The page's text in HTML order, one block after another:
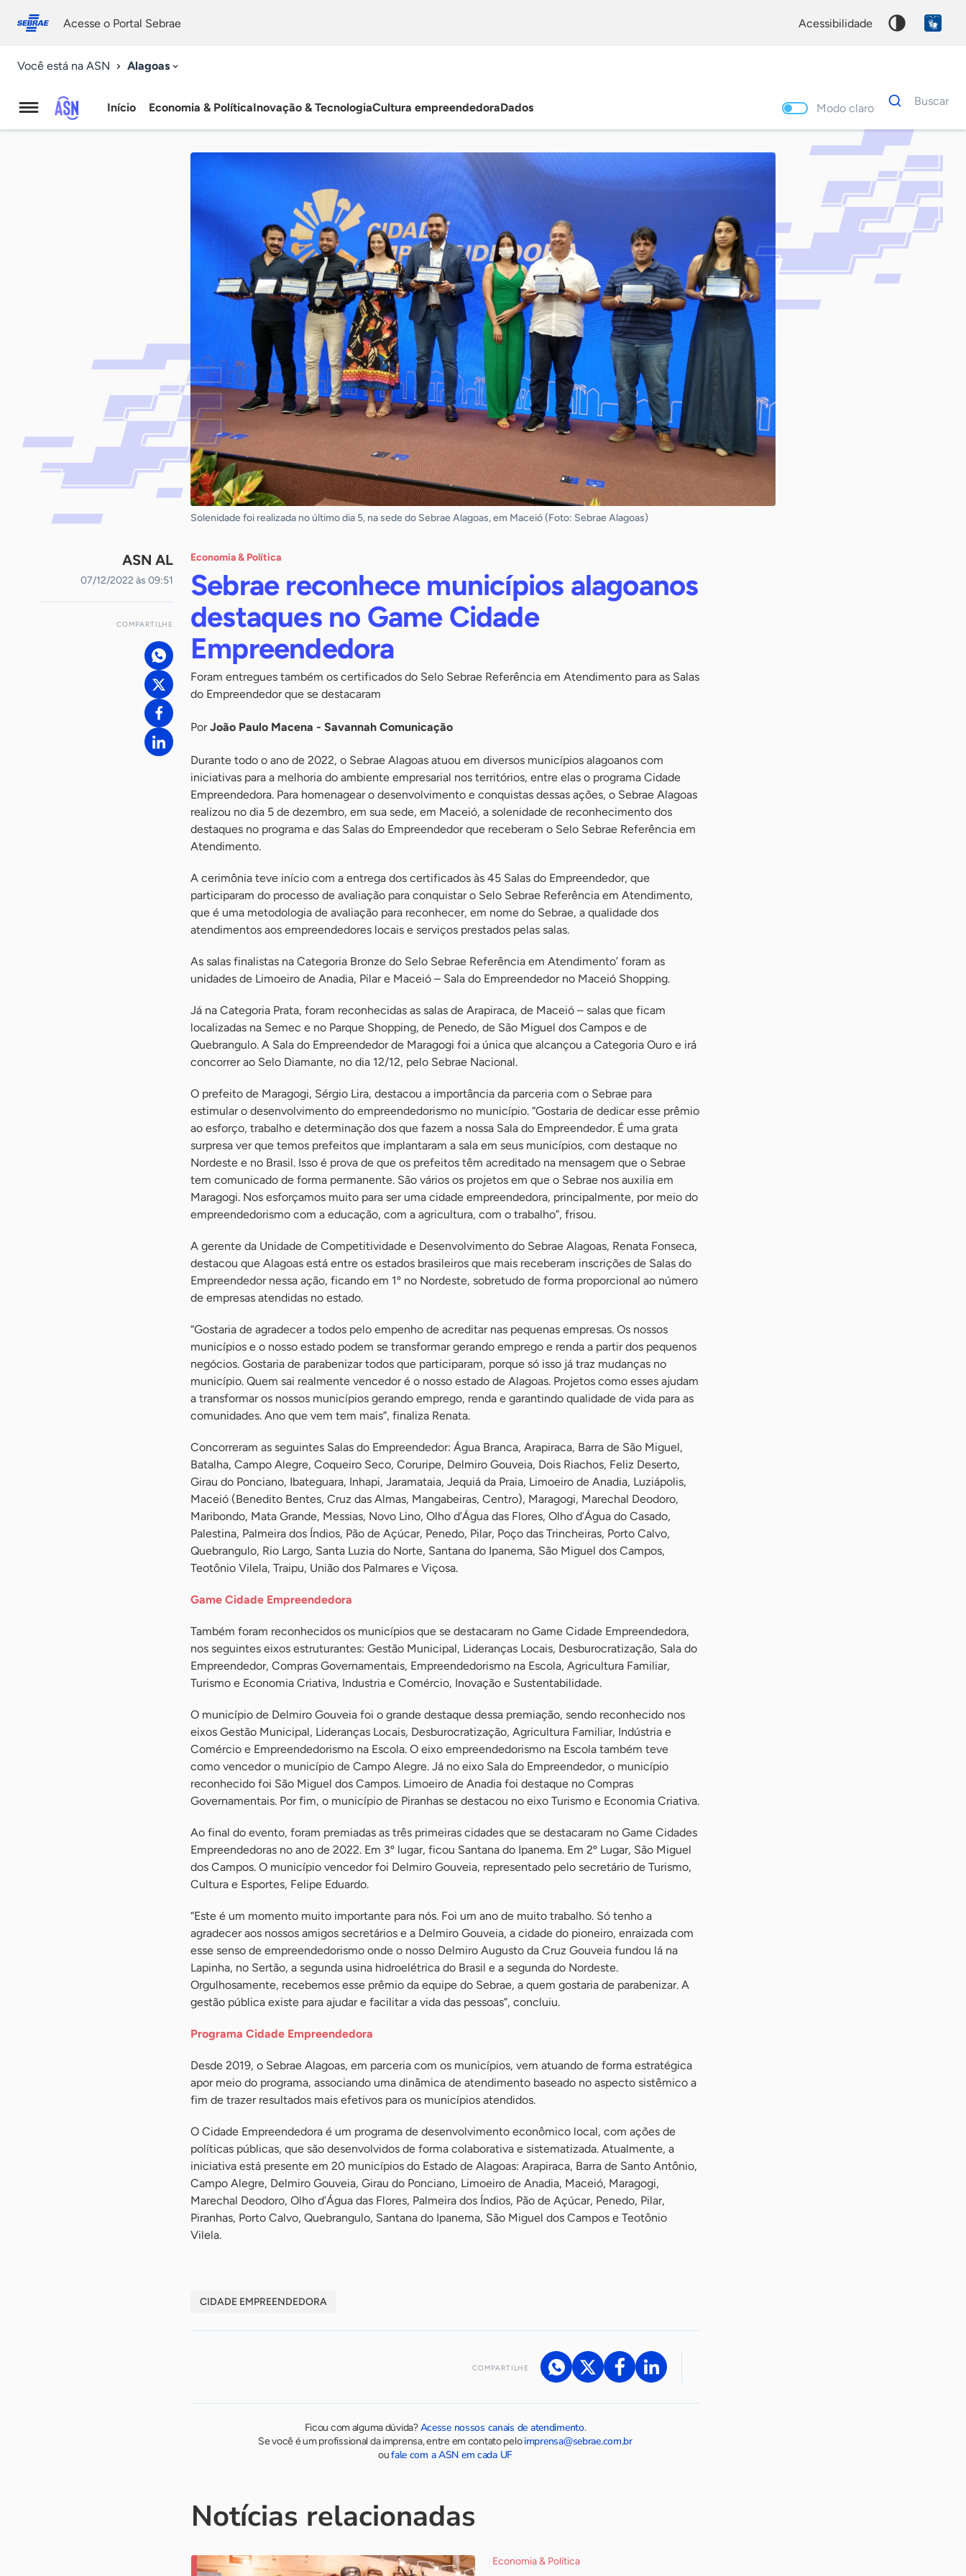
conosco
Acesse o Portal Sebrae acessibilidade
Você está na ASN Alagoas
Agência
Início Economia & PolíticaInovação & TecnologiaCultura empreendedoraDados Modo claro
Dados
para
Buscar
Palavra
chave
Solenidade foi realizada no último dia 5, na sede do Sebrae Alagoas, em Maceió (Foto: Sebrae Alagoas)
ASN AL
07/12/2022 às 09:51
COMPARTILHE
Economia & Política
Sebrae reconhece municípios alagoanos
destaques no Game Cidade
Empreendedora
Foram entregues também os certificados do Selo Sebrae Referência em Atendimento para as Salas
do Empreendedor que se destacaram
PorJoão Paulo Macena - Savannah Comunicação
Durante todo o ano de 2022, o Sebrae Alagoas atuou em diversos municípios alagoanos com
iniciativas para a melhoria do ambiente empresarial nos territórios, entre elas o programa Cidade
Empreendedora. Para homenagear o desenvolvimento e conquistas dessas ações, o Sebrae Alagoas
realizou no dia 5 de dezembro, em sua sede, em Maceió, a solenidade de reconhecimento dos
destaques no programa e das Salas do Empreendedor que receberam o Selo Sebrae Referência em
Atendimento.
A cerimônia teve início com a entrega dos certificados às 45 Salas do Empreendedor, que
participaram do processo de avaliação para conquistar o Selo Sebrae Referência em Atendimento,
que é uma metodologia de avaliação para reconhecer, em nome do Sebrae, a qualidade dos
atendimentos aos empreendedores locais e serviços prestados pelas salas.
As salas finalistas na Categoria Bronze do Selo Sebrae Referência em Atendimento’ foram as
unidades de Limoeiro de Anadia, Pilar e Maceió – Sala do Empreendedor no Maceió Shopping.
Já na Categoria Prata, foram reconhecidas as salas de Arapiraca, de Maceió – salas que ficam
localizadas na Semec e no Parque Shopping, de Penedo, de São Miguel dos Campos e de
Quebrangulo. A Sala do Empreendedor de Maragogi foi a única que alcançou a Categoria Ouro e irá
concorrer ao Selo Diamante, no dia 12/12, pelo Sebrae Nacional.
O prefeito de Maragogi, Sérgio Lira, destacou a importância da parceria com o Sebrae para
estimular o desenvolvimento do empreendedorismo no município. “Gostaria de dedicar esse prêmio
ao esforço, trabalho e determinação dos que fazem a nossa Sala do Empreendedor. É uma grata
surpresa ver que temos prefeitos que implantaram a sala em seus municípios, com destaque no
Nordeste e no Brasil. Isso é prova de que os prefeitos têm acreditado na mensagem que o Sebrae
tem comunicado de forma permanente. São vários os projetos em que o Sebrae nos auxilia em
Maragogi. Nos esforçamos muito para ser uma cidade empreendedora, principalmente, por meio do
empreendedorismo com a educação, com a agricultura, com o trabalho”, frisou.
A gerente da Unidade de Competitividade e Desenvolvimento do Sebrae Alagoas, Renata Fonseca,
destacou que Alagoas está entre os estados brasileiros que mais receberam inscrições de Salas do
Empreendedor nessa ação, ficando em 1º no Nordeste, sobretudo de forma proporcional ao número
de empresas atendidas no estado.
“Gostaria de agradecer a todos pelo empenho de acreditar nas pequenas empresas. Os nossos
municípios e o nosso estado podem se transformar gerando emprego e renda a partir dos pequenos
negócios. Gostaria de parabenizar todos que participaram, porque só isso já traz mudanças no
município. Quem sai realmente vencedor é o nosso estado de Alagoas. Projetos como esses ajudam
a transformar os nossos municípios gerando emprego, renda e garantindo qualidade de vida para as
comunidades. Ano que vem tem mais”, finaliza Renata.
Concorreram as seguintes Salas do Empreendedor: Água Branca, Arapiraca, Barra de São Miguel,
Batalha, Campo Alegre, Coqueiro Seco, Coruripe, Delmiro Gouveia, Dois Riachos, Feliz Deserto,
Girau do Ponciano, Ibateguara, Inhapi, Jaramataia, Jequiá da Praia, Limoeiro de Anadia, Luziápolis,
Maceió (Benedito Bentes, Cruz das Almas, Mangabeiras, Centro), Maragogi, Marechal Deodoro,
Maribondo, Mata Grande, Messias, Novo Lino, Olho d’Água das Flores, Olho d’Água do Casado,
Palestina, Palmeira dos Índios, Pão de Açúcar, Penedo, Pilar, Poço das Trincheiras, Porto Calvo,
Quebrangulo, Rio Largo, Santa Luzia do Norte, Santana do Ipanema, São Miguel dos Campos,
Teotônio Vilela, Traipu, União dos Palmares e Viçosa.
Game Cidade Empreendedora
Também foram reconhecidos os municípios que se destacaram no Game Cidade Empreendedora,
nos seguintes eixos estruturantes: Gestão Municipal, Lideranças Locais, Desburocratização, Sala do
Empreendedor, Compras Governamentais, Empreendedorismo na Escola, Agricultura Familiar,
Turismo e Economia Criativa, Industria e Comércio, Inovação e Sustentabilidade.
O município de Delmiro Gouveia foi o grande destaque dessa premiação, sendo reconhecido nos
eixos Gestão Municipal, Lideranças Locais, Desburocratização, Agricultura Familiar, Indústria e
Comércio e Empreendedorismo na Escola. O eixo empreendedorismo na Escola também teve
como vencedor o município de Campo Alegre. Já no eixo Sala do Empreendedor, o município
reconhecido foi São Miguel dos Campos. Limoeiro de Anadia foi destaque no Compras
Governamentais. Por fim, o município de Piranhas se destacou no eixo Turismo e Economia Criativa.
Ao final do evento, foram premiadas as três primeiras cidades que se destacaram no Game Cidades
Empreendedoras no ano de 2022. Em 3º lugar, ficou Santana do Ipanema. Em 2º Lugar, São Miguel
dos Campos. O município vencedor foi Delmiro Gouveia, representado pelo secretário de Turismo,
Cultura e Esportes, Felipe Eduardo.
“Este é um momento muito importante para nós. Foi um ano de muito trabalho. Só tenho a
agradecer aos nossos amigos secretários e a Delmiro Gouveia, a cidade do pioneiro, enraizada com
esse senso de empreendedorismo onde o nosso Delmiro Augusto da Cruz Gouveia fundou lá na
Lapinha, no Sertão, a segunda usina hidroelétrica do Brasil e a segunda do Nordeste.
Orgulhosamente, recebemos esse prêmio da equipe do Sebrae, a quem gostaria de parabenizar. A
gestão pública existe para ajudar e facilitar a vida das pessoas”, concluiu.
Programa Cidade Empreendedora
Desde 2019, o Sebrae Alagoas, em parceria com os municípios, vem atuando de forma estratégica
apor meio do programa, associando uma dinâmica de atendimento baseado no aspecto sistêmico a
fim de trazer resultados mais efetivos para os municípios atendidos.
O Cidade Empreendedora é um programa de desenvolvimento econômico local, com ações de
políticas públicas, que são desenvolvidos de forma colaborativa e sistematizada. Atualmente, a
iniciativa está presente em 20 municípios do Estado de Alagoas: Arapiraca, Barra de Santo Antônio,
Campo Alegre, Delmiro Gouveia, Girau do Ponciano, Limoeiro de Anadia, Maceió, Maragogi,
Marechal Deodoro, Olho d’Água das Flores, Palmeira dos Índios, Pão de Açúcar, Penedo, Pilar,
Piranhas, Porto Calvo, Quebrangulo, Santana do Ipanema, São Miguel dos Campos e Teotônio
Vilela.
CIDADE EMPREENDEDORA
COMPARTILHE
Ficou com alguma dúvida?Acesse nossos canais de atendimento.
Se você é um profissional da imprensa, entre em contato peloimprensa@sebrae.com.br
oufale com a ASN em cada UF
Notícias relacionadas
Economia & Política